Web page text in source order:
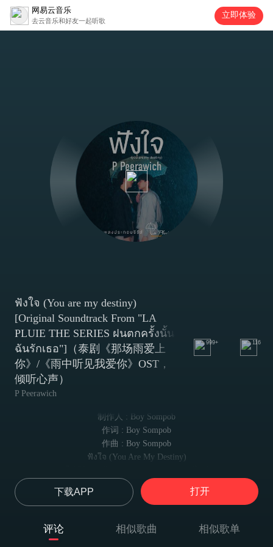
网易云音乐
去云音乐和好友一起听歌
立即体验
ฟังใจ (You are my destiny)
[Original Soundtrack From "LA
PLUIE THE SERIES ฝนตกครั้งนั้น
ฉันรักเธอ"]（泰剧《那场雨爱上
你》/《雨中听见我爱你》OST，
倾听心声）
P Peerawich
999+ 116
制作人 : Boy Sompob
作词 : Boy Sompob
作曲 : Boy Sompob
ฟังใจ (You Are My Destiny)
不知道与寂寞相伴已有多久
ต้องนอนกอดความว่างเปล่า อยู่คนเดียวแบบนี้ทุกคืน
雨也是心狠 倾泻而下
下载APP 打开
评论 相似歌曲 相似歌单